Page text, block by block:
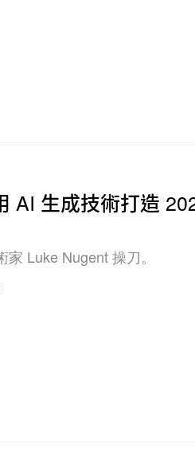
AI 生成技術打造
Luke Nugent 操刀。